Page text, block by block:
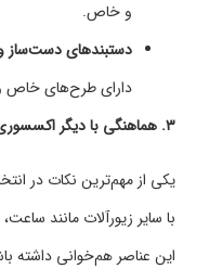
و خاص.
دستبندهای دست‌ساز
دارای طرح‌های
۳. هماهنگی با دیگر
یکی از مهم‌ترین نکات در
با سایر زیورآلات مانند
این عناصر هم‌خوانی داشته